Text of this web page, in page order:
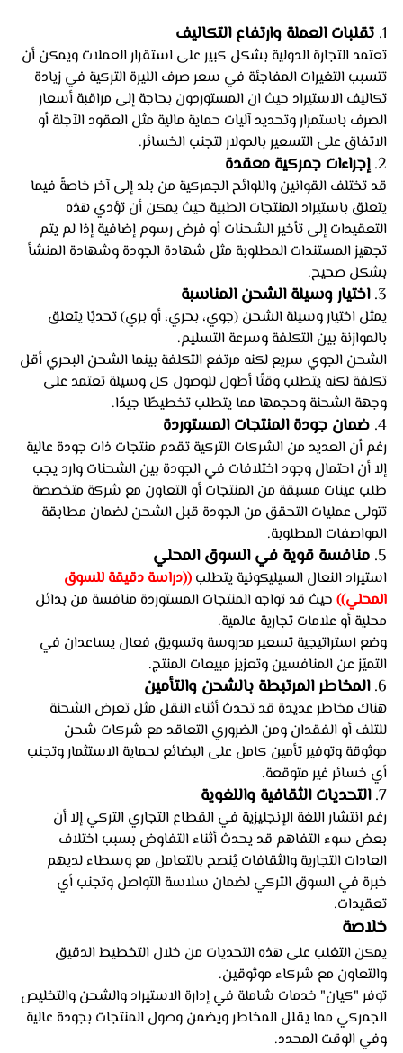
1. تقلبات العملة وارتفاع التكاليف
تعتمد التجارة الدولية بشكل كبير على استقرار العملات ويمكن أن
تتسبب التغيرات المفاجئة في سعر صرف الليرة التركية في زيادة
تكاليف الاستيراد حيث ان المستوردون بحاجة إلى مراقبة أسعار
الصرف باستمرار وتحديد آليات حماية مالية مثل العقود الآجلة أو
الاتفاق على التسعير بالدولار لتجنب الخسائر.
2. إجراءات جمركية معقدة
قد تختلف القوانين واللوائح الجمركية من بلد إلى آخر خاصةً فيما
يتعلق باستيراد المنتجات الطبية حيث يمكن أن تؤدي هذه
التعقيدات إلى تأخير الشحنات أو فرض رسوم إضافية إذا لم يتم
تجهيز المستندات المطلوبة مثل شهادة الجودة وشهادة المنشأ
بشكل صحيح.
3. اختيار وسيلة الشحن المناسبة
يمثل اختيار وسيلة الشحن (جوي، بحري، أو بري) تحديًا يتعلق
بالموازنة بين التكلفة وسرعة التسليم.
الشحن الجوي سريع لكنه مرتفع التكلفة بينما الشحن البحري أقل
تكلفة لكنه يتطلب وقتًا أطول للوصول كل وسيلة تعتمد على
وجهة الشحنة وحجمها مما يتطلب تخطيطًا جيدًا.
4. ضمان جودة المنتجات المستوردة
رغم أن العديد من الشركات التركية تقدم منتجات ذات جودة عالية
إلا أن احتمال وجود اختلافات في الجودة بين الشحنات وارد يجب
طلب عينات مسبقة من المنتجات أو التعاون مع شركة متخصصة
تتولى عمليات التحقق من الجودة قبل الشحن لضمان مطابقة
المواصفات المطلوبة.
5. منافسة قوية في السوق المحلي
استيراد النعال السيليكونية يتطلب ((دراسة دقيقة للسوق
المحلي)) حيث قد تواجه المنتجات المستوردة منافسة من بدائل
محلية أو علامات تجارية عالمية.
وضع استراتيجية تسعير مدروسة وتسويق فعال يساعدان في
التميّز عن المنافسين وتعزيز مبيعات المنتج.
6. المخاطر المرتبطة بالشحن والتأمين
هناك مخاطر عديدة قد تحدث أثناء النقل مثل تعرض الشحنة
للتلف أو الفقدان ومن الضروري التعاقد مع شركات شحن
موثوقة وتوفير تأمين كامل على البضائع لحماية الاستثمار وتجنب
أي خسائر غير متوقعة.
7. التحديات الثقافية واللغوية
رغم انتشار اللغة الإنجليزية في القطاع التجاري التركي إلا أن
بعض سوء التفاهم قد يحدث أثناء التفاوض بسبب اختلاف
العادات التجارية والثقافات يُنصح بالتعامل مع وسطاء لديهم
خبرة في السوق التركي لضمان سلاسة التواصل وتجنب أي
تعقيدات.
خلاصة
يمكن التغلب على هذه التحديات من خلال التخطيط الدقيق
والتعاون مع شركاء موثوقين.
توفر "كيان" خدمات شاملة في إدارة الاستيراد والشحن والتخليص
الجمركي مما يقلل المخاطر ويضمن وصول المنتجات بجودة عالية
وفي الوقت المحدد.